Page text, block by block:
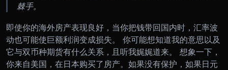
棘手。
即使你的海外房产表现良好，当你把钱带回国内时，汇率波
动也可能使巨额利润变成损失。 你可能想知道我的意思以及
它与双币种期货有什么关系，且听我娓娓道来。 想象一下，
你来自美国，在日本购买了房产。如果没有保护，如果日元